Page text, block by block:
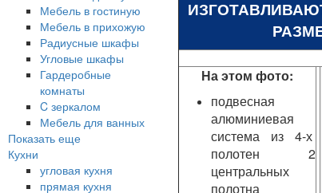
Мебель в гостиную
Мебель в прихожую
Радиусные шкафы
Угловые шкафы
Гардеробные
комнаты
C зеркалом
Мебель для ванных
Показать еще
Кухни
угловая кухня
прямая кухня
На этом фото:
подвесная
алюминиевая
система из 4-х
полотен 2
центральных
полотна